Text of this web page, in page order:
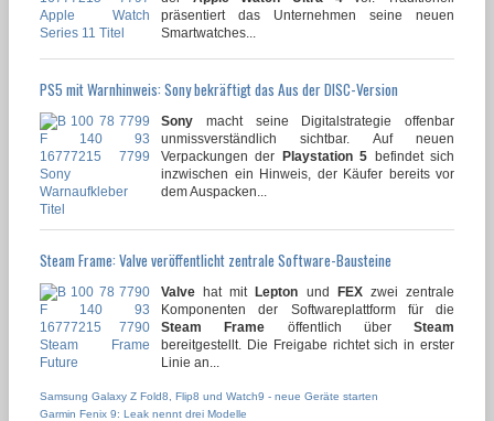
präsentiert das Unternehmen seine neuen
Smartwatches...
PS5 mit Warnhinweis: Sony bekräftigt das Aus der DISC-Version
Sony macht seine Digitalstrategie offenbar
unmissverständlich sichtbar. Auf neuen
Verpackungen der Playstation 5 befindet sich
inzwischen ein Hinweis, der Käufer bereits vor
dem Auspacken...
Steam Frame: Valve veröffentlicht zentrale Software-Bausteine
Valve hat mitLepton und FEXzwei zentrale
Komponenten der Softwareplattform für die
Steam Frame öffentlich über Steam
bereitgestellt. Die Freigabe richtet sich in erster
Linie an...
Samsung Galaxy Z Fold8, Flip8 und Watch9 - neue Geräte starten
Garmin Fenix 9: Leak nennt drei Modelle